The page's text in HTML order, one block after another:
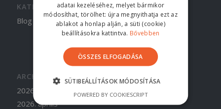
KATEGÓRIÁK
Blog
ARCHÍVUM
2026. június
2026. április
adatai kezeléséhez, melyet bármikor
módosíthat, törölhet: újra megnyithatja ezt az
ablakot a honlap alján, a süti (cookie)
beállításokra kattintva. Bővebben
ÖSSZES ELFOGADÁSA
SÜTIBEÁLLÍTÁSOK MÓDOSÍTÁSA
POWERED BY COOKIESCRIPT